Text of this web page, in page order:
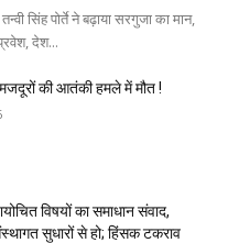
सिंह पोर्ते ने बढ़ाया सरगुजा का मान,
देश...
की आतंकी हमले में मौत !
विषयों का समाधान संवाद,
सुधारों से हो; हिंसक टकराव